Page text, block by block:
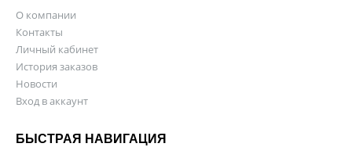
О компании
Контакты
Личный кабинет
История заказов
Новости
Вход в аккаунт
БЫСТРАЯ НАВИГАЦИЯ